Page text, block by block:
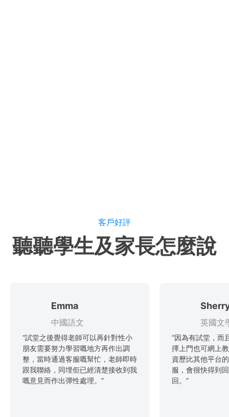
客戶好評
聽聽學生及家長怎麼說
Emma
中國語文
“試堂之後覺得老師可以再針對性小
朋友需要努力學習嘅地方再作出調
整，當時通過客服嘅幫忙，老師即時
跟我聯絡，同埋佢已經清楚接收到我
嘅意見而作出彈性處理。”
英國文
“因為有試堂，而
擇上門也可網上
資歷比其他平台
服，會很快得到
回。”